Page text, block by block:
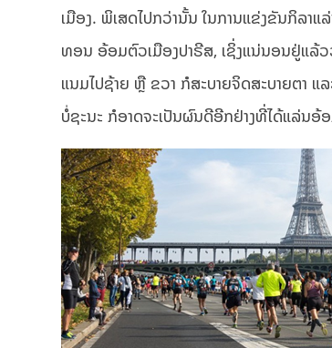
ເມືອງ. ພິເສດໄປກວ່ານັ້ນ ໃນການແຂ່ງຂັນກິລາ
ທອນ ອ້ອມຕົວເມືອງປາຣີສ, ເຊິ່ງແນ່ນອນຢູ່ແລ້ວ
ແນມໄປຊ້າຍ ຫຼື ຂວາ ກໍສະບາຍຈິດສະບາຍຕາ
ບໍ່ຊະນະ ກໍອາດຈະເປັນຜົນດີອີກຢ່າງທີ່ໄດ້ແລ່ນອ້